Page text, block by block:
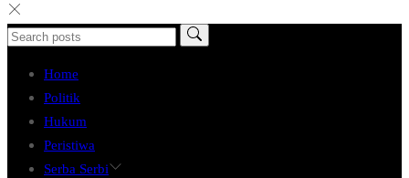
Home
Politik
Hukum
Peristiwa
Serba Serbi